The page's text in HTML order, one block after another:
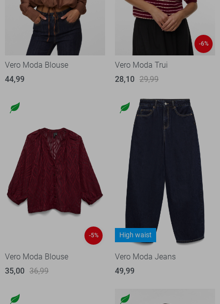
Vero Moda Blouse
44,99
-6%
Vero Moda Trui
28,10 29,99
-5%
Vero Moda Blouse
35,00 36,99
High waist
Vero Moda Jeans
49,99